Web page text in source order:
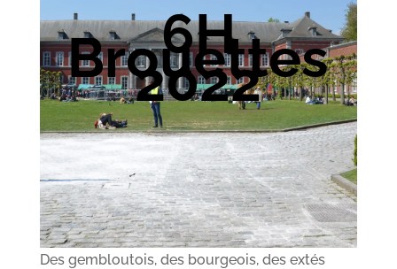
6H
Brouettes
2022
Des gembloutois, des bourgeois, des extés